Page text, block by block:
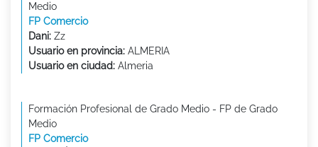
Medio
FP Comercio
Dani: Zz
Usuario en provincia: ALMERIA
Usuario en ciudad: Almeria
Formación Profesional de Grado Medio - FP de Grado
Medio
FP Comercio